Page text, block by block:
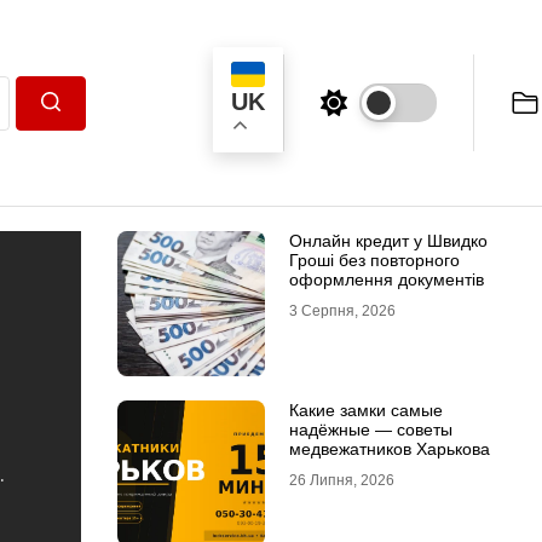
UK
Онлайн кредит у Швидко
Гроші без повторного
оформлення документів
3 Серпня, 2026
Какие замки самые
надёжные — советы
медвежатников Харькова
26 Липня, 2026